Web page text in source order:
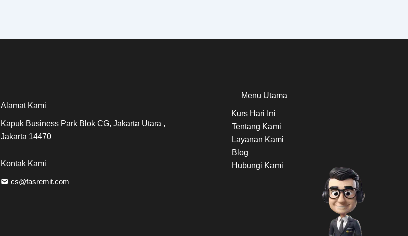
Alamat Kami
Kapuk Business Park Blok CG, Jakarta Utara ,
Jakarta 14470
Kontak Kami
cs@fasremit.com
Menu Utama
Kurs Hari Ini
Tentang Kami
Layanan Kami
Blog
Hubungi Kami